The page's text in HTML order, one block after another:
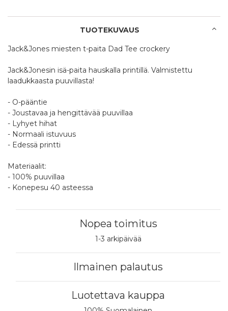
TUOTEKUVAUS
Jack&Jones miesten t-paita Dad Tee crockery
Jack&Jonesin isä-paita hauskalla printillä. Valmistettu
laadukkaasta puuvillasta!
- O-pääntie
- Joustavaa ja hengittävää puuvillaa
- Lyhyet hihat
- Normaali istuvuus
- Edessä printti
Materiaalit:
- 100% puuvillaa
- Konepesu 40 asteessa
Nopea toimitus
1-3 arkipäivää
Ilmainen palautus
Luotettava kauppa